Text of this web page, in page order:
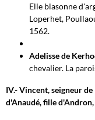
Elle blasonne
Loperhet,
1562.
Adelisse de
chevalier. La
IV.- Vincent, seigneur
d'Anaudé, fille